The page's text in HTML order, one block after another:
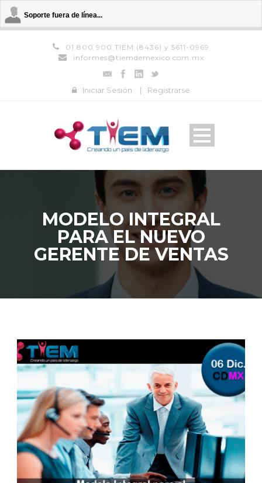
Soporte fuera de línea...
01 800 900 TIEM (8436) y 5611-0969
informes@tiemdemexico.com.mx
Iniciar Sesión | Registrarse
MODELO INTEGRAL
PARA EL NUEVO
GERENTE DE VENTAS